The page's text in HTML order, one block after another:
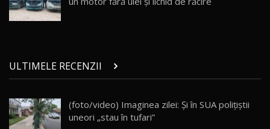
28
Noul Geely Monjaro 2025! Mai ieftin și mai
dotat / Test Drive AutoBlog.MD
29
ZEEKR 9X - PRIMUL TEST DRIVE ÎN ROMÂNĂ!
ULTIMELE RECENZII
(foto/video) Imaginea zilei: Și în SUA polițiștii
uneori „stau în tufari”